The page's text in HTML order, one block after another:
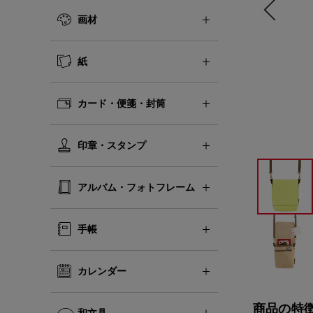
画材
紙
カード・便箋・封筒
印章・スタンプ
アルバム・フォトフレーム
手帳
カレンダー
商品の特